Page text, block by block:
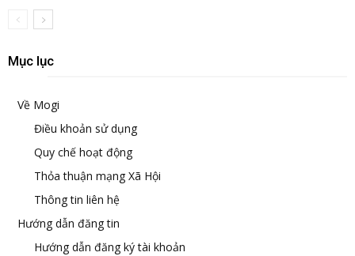
Mục lục
Về Mogi
Điều khoản sử dụng
Quy chế hoạt động
Thỏa thuận mạng Xã Hội
Thông tin liên hệ
Hướng dẫn đăng tin
Hướng dẫn đăng ký tài khoản